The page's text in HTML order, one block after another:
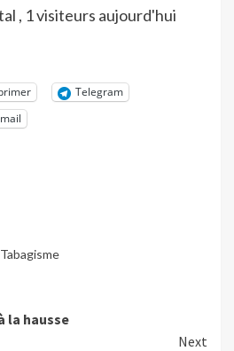
, 1 visiteurs aujourd'hui
Telegram
Tabagisme
la hausse
Next